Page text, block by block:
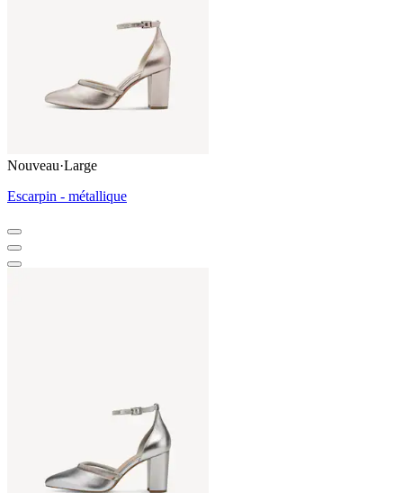
Nouveau·Large
Escarpin - métallique